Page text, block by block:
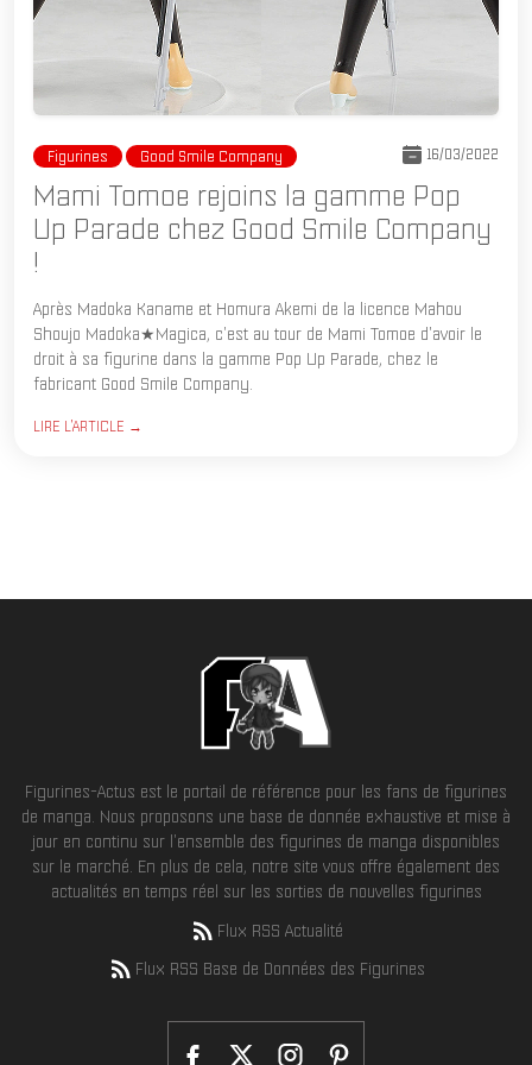
Figurines Good Smile Company 16/03/2022
Mami Tomoe rejoins la gamme Pop
Up Parade chez Good Smile Company
!
Après Madoka Kaname et Homura Akemi de la licence Mahou
Shoujo Madoka★Magica, c'est au tour de Mami Tomoe d'avoir le
droit à sa figurine dans la gamme Pop Up Parade, chez le
fabricant Good Smile Company.
LIRE L'ARTICLE →
Figurines-Actus est le portail de référence pour les fans de figurines
de manga. Nous proposons une base de donnée exhaustive et mise à
jour en continu sur l'ensemble des figurines de manga disponibles
sur le marché. En plus de cela, notre site vous offre également des
actualités en temps réel sur les sorties de nouvelles figurines
Flux RSS Actualité
Flux RSS Base de Données des Figurines